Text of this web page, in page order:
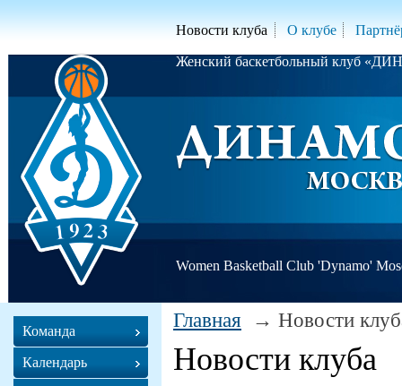
Новости клуба О клубе
Женский баскетбольный клуб
Women Basketball Club 'Dynamo'
Главная Новости
Новости клуба
Команда
Календарь